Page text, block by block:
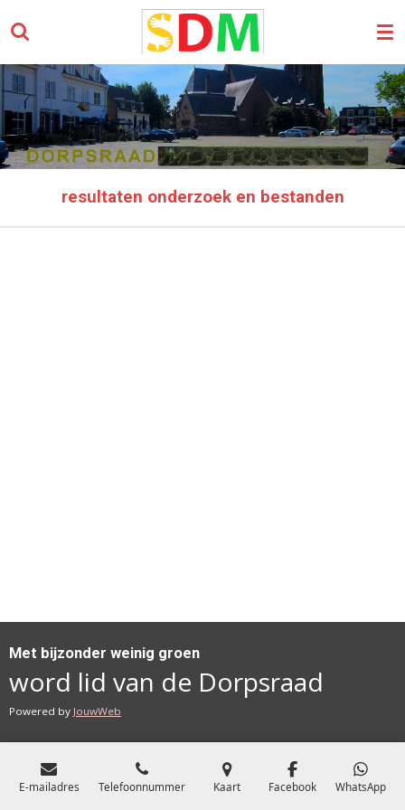
direct
naar
de
hoofdinhoud
resultaten onderzoek en bestanden
Met bijzonder weinig groen
word lid van de Dorpsraad
Powered by JouwWeb
E-mailadres Telefoonnummer Kaart Facebook WhatsApp